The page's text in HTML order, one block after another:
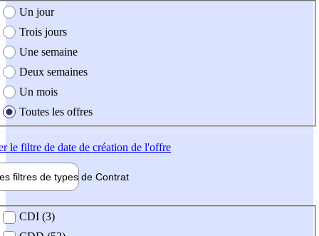
création de l'offre
Un jour
Trois jours
Une semaine
Deux semaines
Un mois
Toutes les offres
le filtre de date de création de l'offre
filtres de types de Contrat
contrat
CDI (3)